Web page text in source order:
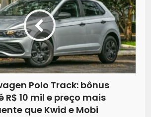
Polo Track: bônus
R$ 10 mil e preço mais
que Kwid e Mobi